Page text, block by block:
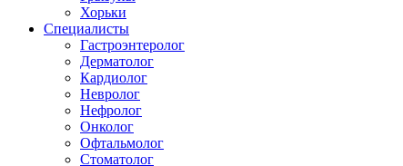
Хорьки
Специалисты
Гастроэнтеролог
Дерматолог
Кардиолог
Невролог
Нефролог
Онколог
Офтальмолог
Стоматолог